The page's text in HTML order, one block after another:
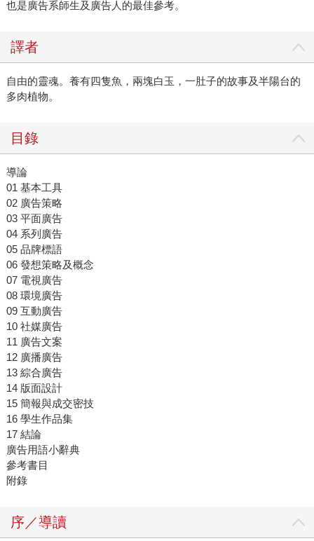
也是廣告系師生及廣告人的最佳參考。
譯者
自由的靈魂。養有四隻魚，兩塊白玉，一肚子的故事及半陽台的
多肉植物。
目錄
導論
01 基本工具
02 廣告策略
03 平面廣告
04 系列廣告
05 品牌標語
06 發想策略及概念
07 電視廣告
08 環境廣告
09 互動廣告
10 社媒廣告
11 廣告文案
12 廣播廣告
13 綜合廣告
14 版面設計
15 簡報與成交密技
16 學生作品集
17 結論
廣告用語小辭典
參考書目
附錄
序／導讀